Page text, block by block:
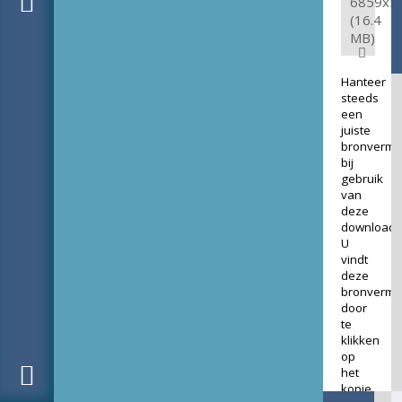
(16.4
MB)
Hanteer
steeds
een
juiste
bij
gebruik
van
deze
download.
U
vindt
deze
door
te
klikken
op
het
kopje